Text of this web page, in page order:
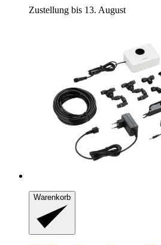
Zustellung bis 13. August
Warenkorb